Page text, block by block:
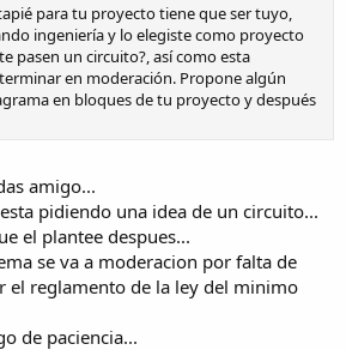
para tu proyecto tiene que ser tuyo,
ingeniería y lo elegiste como proyecto
pasen un circuito?, así como esta
en moderación. Propone algún
en bloques de tu proyecto y después
amigo...
pidiendo una idea de un circuito...
el plantee despues...
se va a moderacion por falta de
el reglamento de la ley del minimo
de paciencia...